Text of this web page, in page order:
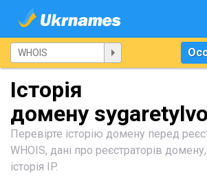
Історія
домену
Перевірте історію домену перед
WHOIS, дані про реєстраторів
історія IP.